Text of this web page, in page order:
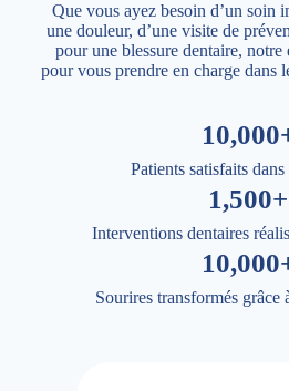
Que vous ayez besoin d’un soin
une douleur, d’une visite de
pour une blessure dentaire, notre
pour vous prendre en charge dans
Patients satisfaits dans
1,500+
Interventions dentaires
Sourires transformés grâce